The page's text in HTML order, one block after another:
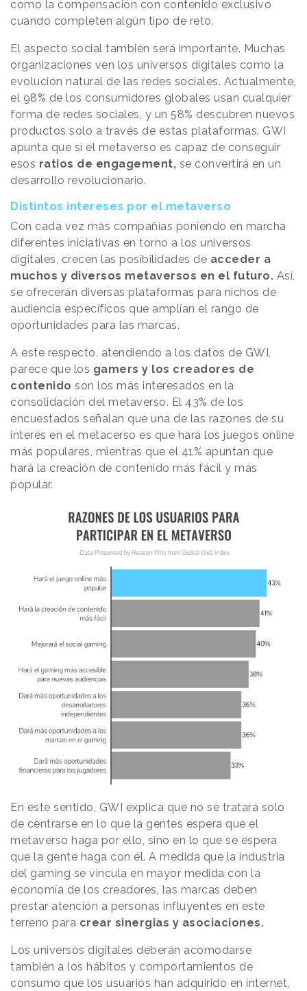
como la compensación con contenido exclusivo
cuando completen algún tipo de reto.
El aspecto social también será importante. Muchas
organizaciones ven los universos digitales como la
evolución natural de las redes sociales. Actualmente,
el 98% de los consumidores globales usan cualquier
forma de redes sociales, y un 58% descubren nuevos
productos solo a través de estas plataformas. GWI
apunta que si el metaverso es capaz de conseguir
esos ratios de engagement, se convertirá en un
desarrollo revolucionario.
Distintos intereses por el metaverso
Con cada vez más compañías poniendo en marcha
diferentes iniciativas en torno a los universos
digitales, crecen las posibilidades de acceder a
muchos y diversos metaversos en el futuro. Así,
se ofrecerán diversas plataformas para nichos de
audiencia específicos que amplían el rango de
oportunidades para las marcas.
A este respecto, atendiendo a los datos de GWI,
parece que los gamers y los creadores de
contenido son los más interesados en la
consolidación del metaverso. El 43% de los
encuestados señalan que una de las razones de su
interés en el metacerso es que hará los juegos online
más populares, mientras que el 41% apuntan que
hará la creación de contenido más fácil y más
popular.
En este sentido, GWI explica que no se tratará solo
de centrarse en lo que la gentes espera que el
metaverso haga por ello, sino en lo que se espera
que la gente haga con él. A medida que la industria
del gaming se vincula en mayor medida con la
economía de los creadores, las marcas deben
prestar atención a personas influyentes en este
terreno para crear sinergias y asociaciones.
Los universos digitales deberán acomodarse
también a los hábitos y comportamientos de
consumo que los usuarios han adquirido en internet,